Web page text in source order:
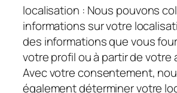
localisation : Nous pouvons
informations sur votre
des informations que vous
votre profil ou à partir de votre
Avec votre consentement,
également déterminer votre